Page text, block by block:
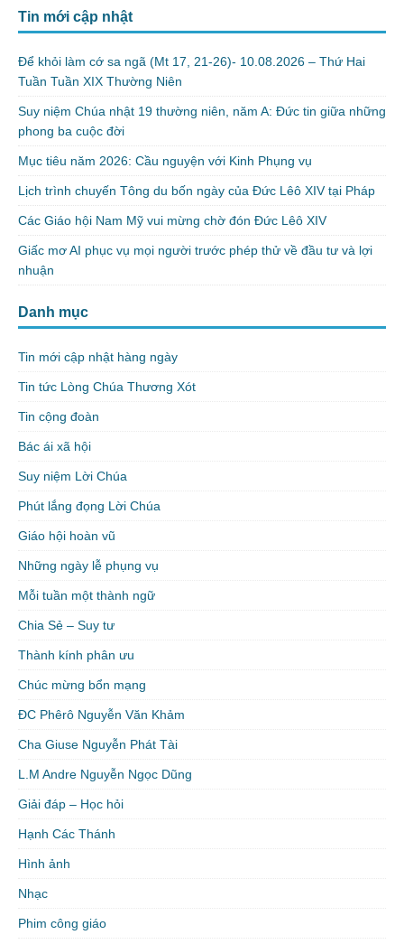
Tin mới cập nhật
Để khỏi làm cớ sa ngã (Mt 17, 21-26)- 10.08.2026 – Thứ Hai
Tuần Tuần XIX Thường Niên
Suy niệm Chúa nhật 19 thường niên, năm A: Đức tin giữa những
phong ba cuộc đời
Mục tiêu năm 2026: Cầu nguyện với Kinh Phụng vụ
Lịch trình chuyến Tông du bốn ngày của Đức Lêô XIV tại Pháp
Các Giáo hội Nam Mỹ vui mừng chờ đón Đức Lêô XIV
Giấc mơ AI phục vụ mọi người trước phép thử về đầu tư và lợi
nhuận
Danh mục
Tin mới cập nhật hàng ngày
Tin tức Lòng Chúa Thương Xót
Tin cộng đoàn
Bác ái xã hội
Suy niệm Lời Chúa
Phút lắng đọng Lời Chúa
Giáo hội hoàn vũ
Những ngày lễ phụng vụ
Mỗi tuần một thành ngữ
Chia Sẻ – Suy tư
Thành kính phân ưu
Chúc mừng bổn mạng
ĐC Phêrô Nguyễn Văn Khảm
Cha Giuse Nguyễn Phát Tài
L.M Andre Nguyễn Ngọc Dũng
Giải đáp – Học hỏi
Hạnh Các Thánh
Hình ảnh
Nhạc
Phim công giáo